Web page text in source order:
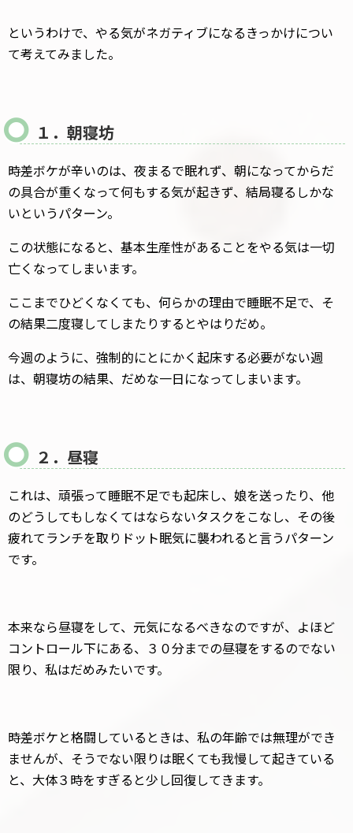
というわけで、やる気がネガティブになるきっかけについ
て考えてみました。
１．朝寝坊
時差ボケが辛いのは、夜まるで眠れず、朝になってからだ
の具合が重くなって何もする気が起きず、結局寝るしかな
いというパターン。
この状態になると、基本生産性があることをやる気は一切
亡くなってしまいます。
ここまでひどくなくても、何らかの理由で睡眠不足で、そ
の結果二度寝してしまたりするとやはりだめ。
今週のように、強制的にとにかく起床する必要がない週
は、朝寝坊の結果、だめな一日になってしまいます。
２．昼寝
これは、頑張って睡眠不足でも起床し、娘を送ったり、他
のどうしてもしなくてはならないタスクをこなし、その後
疲れてランチを取りドット眠気に襲われると言うパターン
です。
本来なら昼寝をして、元気になるべきなのですが、よほど
コントロール下にある、３０分までの昼寝をするのでない
限り、私はだめみたいです。
時差ボケと格闘しているときは、私の年齢では無理ができ
ませんが、そうでない限りは眠くても我慢して起きている
と、大体３時をすぎると少し回復してきます。